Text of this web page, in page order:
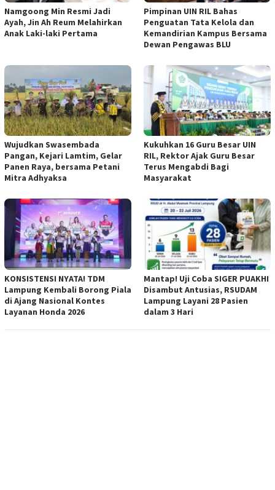
Namgoong Min Resmi Jadi
Ayah, Jin Ah Reum Melahirkan
Anak Laki-laki Pertama
Pimpinan UIN RIL Bahas
Penguatan Tata Kelola dan
Kemandirian Kampus Bersama
Dewan Pengawas BLU
Wujudkan Swasembada
Pangan, Kejari Lamtim, Gelar
Panen Raya, bersama Petani
Mitra Adhyaksa
Kukuhkan 16 Guru Besar UIN
RIL, Rektor Ajak Guru Besar
Terus Mengabdi Bagi
Masyarakat
KONSISTENSI NYATA! TDM
Lampung Kembali Borong Piala
di Ajang Nasional Kontes
Layanan Honda 2026
Mantap! Uji Coba SIGER PUAKHI
Disambut Antusias, RSUDAM
Lampung Layani 28 Pasien
dalam 3 Hari